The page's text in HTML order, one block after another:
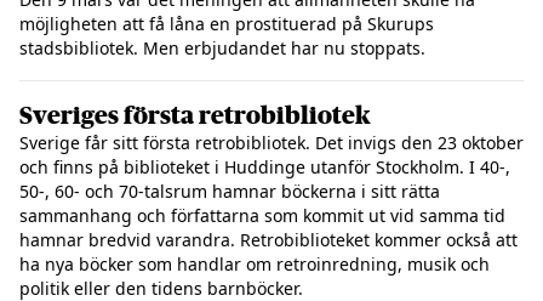
möjligheten att få låna en prostituerad på Skurups
stadsbibliotek. Men erbjudandet har nu stoppats.
Sveriges första retrobibliotek
Sverige får sitt första retrobibliotek. Det invigs den 23 oktober
och finns på biblioteket i Huddinge utanför Stockholm. I 40-,
50-, 60- och 70-talsrum hamnar böckerna i sitt rätta
sammanhang och författarna som kommit ut vid samma tid
hamnar bredvid varandra. Retrobiblioteket kommer också att
ha nya böcker som handlar om retroinredning, musik och
politik eller den tidens barnböcker.